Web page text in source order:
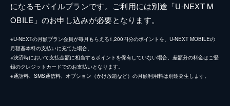
になるモバイルプランです。ご利用には別途「U-NEXT M
OBILE」のお申し込みが必要となります。
※U-NEXTの月額プラン会員が毎月もらえる1,200円分のポイントを、U-NEXT MOBILEの
月額基本料の支払いに充てた場合。
※決済時において支払金額に相当するポイントを保有していない場合、差額分の料金はご登
録のクレジットカードでのお支払いとなります。
※通話料、SMS通信料、オプション（かけ放題など）の月額利用料は別途発生します。